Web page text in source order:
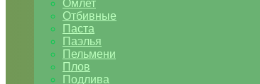
Омлет
Отбивные
Паста
Паэлья
Пельмени
Плов
Подлива